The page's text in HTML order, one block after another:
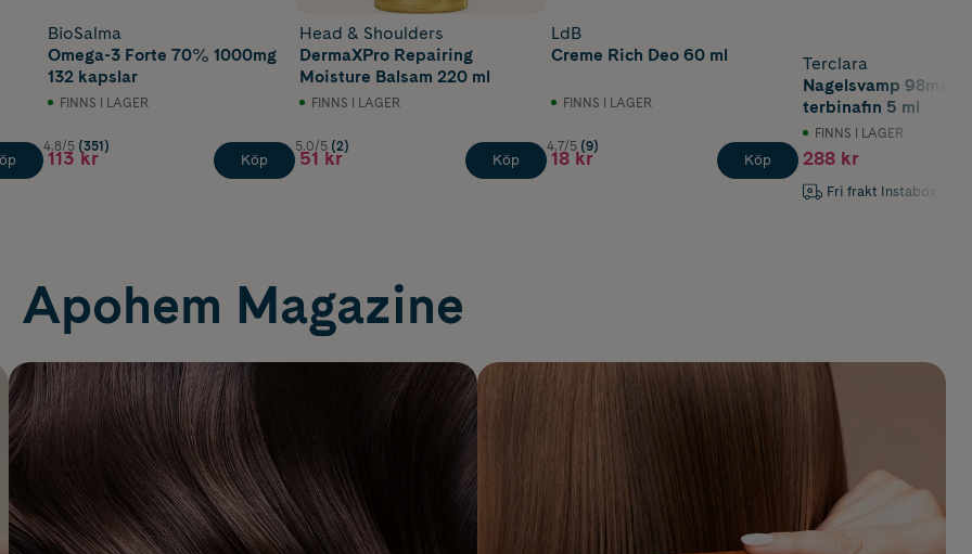
BioSalma
Omega-3 Forte 70% 1000mg
132 kapslar
FINNS I LAGER
4.8/5 (351)
113 kr Köp
Head & Shoulders
DermaXPro Repairing
Moisture Balsam 220 ml
FINNS I LAGER
5.0/5 (2)
51 kr Köp
LdB
Creme Rich Deo 60 ml
FINNS I LAGER
4.7/5 (9)
18 kr Köp
Terclara
Nagelsvamp 98mg/
terbinafin 5 ml
FINNS I LAGER
288 kr
Fri frakt Instabox
Apohem Magazine